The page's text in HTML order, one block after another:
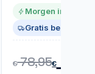
Morgen in huis
Gratis bezorgd
€78,95€